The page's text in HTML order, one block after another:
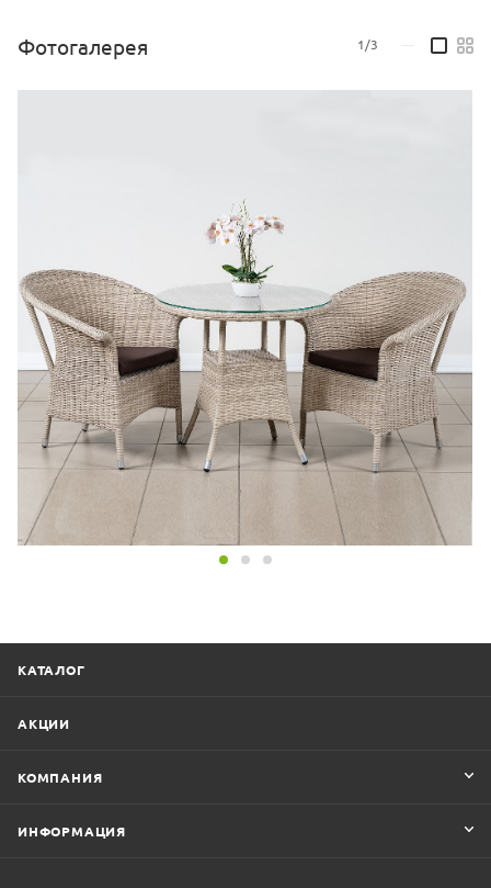
Комплект может быть изготовлен в различных жгутах, также
вы можете выбрать другой цвет подушек.
Фотогалерея 1/3
КАТАЛОГ
АКЦИИ
КОМПАНИЯ
ИНФОРМАЦИЯ